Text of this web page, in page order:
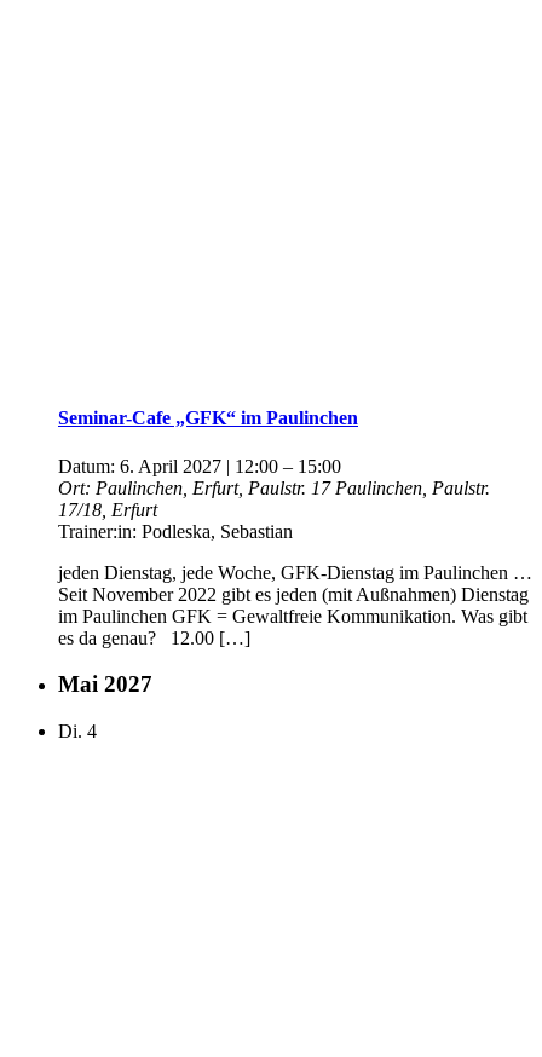
Seminar-Cafe „GFK“ im Paulinchen
Datum: 6. April 2027 | 12:00 – 15:00
Ort: Paulinchen, Erfurt, Paulstr. 17 Paulinchen, Paulstr.
17/18, Erfurt
Trainer:in: Podleska, Sebastian
jeden Dienstag, jede Woche, GFK-Dienstag im Paulinchen …
Seit November 2022 gibt es jeden (mit Außnahmen) Dienstag
im Paulinchen GFK = Gewaltfreie Kommunikation. Was gibt
es da genau? 12.00 […]
Mai 2027
Di. 4